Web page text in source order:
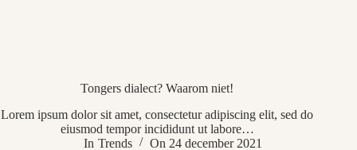
Tongers dialect? Waarom niet!
Lorem ipsum dolor sit amet, consectetur adipiscing elit, sed do
eiusmod tempor incididunt ut labore…
In Trends On 24 december 2021